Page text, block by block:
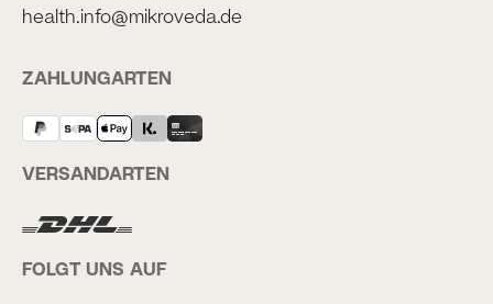
health.info@mikroveda.de
ZAHLUNGARTEN
VERSANDARTEN
FOLGT UNS AUF